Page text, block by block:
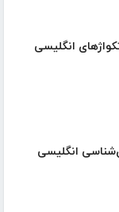
انگلیسی
انگلیسی